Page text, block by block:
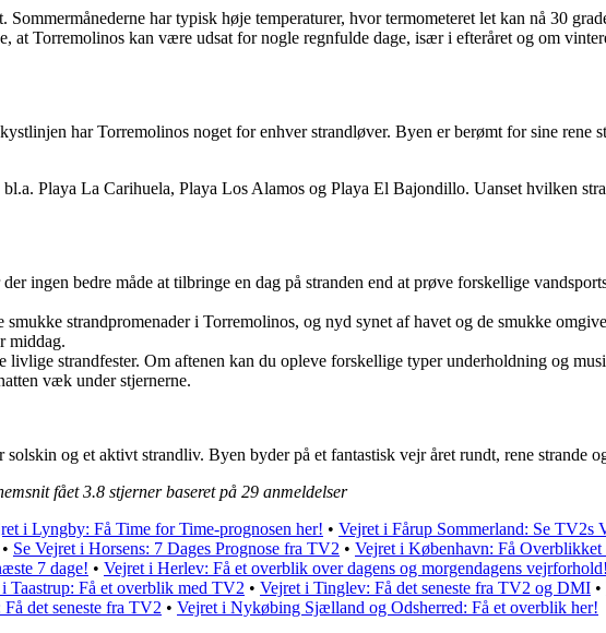
har typisk høje temperaturer, hvor termometeret let kan nå 30
at Torremolinos kan være udsat for nogle regnfulde dage, især i efteråret og om
har Torremolinos noget for enhver strandløver. Byen er berømt for sine rene
Playa La Carihuela, Playa Los Alamos og Playa El Bajondillo. Uanset hvilken
ingen bedre måde at tilbringe en dag på stranden end at prøve forskellige
smukke strandpromenader i Torremolinos, og nyd synet af havet og de smukke
middag.
livlige strandfester. Om aftenen kan du opleve forskellige typer underholdning og
væk under stjernerne.
og et aktivt strandliv. Byen byder på et fantastisk vejr året rundt, rene strande
fået3.8 stjerner baseret på 29 anmeldelser
i Lyngby: Få Time for Time-prognosen her! • Vejret i Fårup Sommerland: Se TV2s
• Se Vejret i Horsens: 7 Dages Prognose fra TV2 • Vejret i København: Få
7 dage! • Vejret i Herlev: Få et overblik over dagens og morgendagens vejrforhold!
Taastrup: Få et overblik med TV2 • Vejret i Tinglev: Få det seneste fra TV2 og DMI •
det seneste fra TV2 • Vejret i Nykøbing Sjælland og Odsherred: Få et overblik her!